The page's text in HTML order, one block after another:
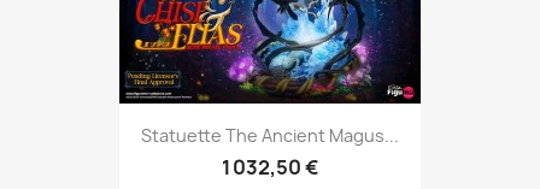
Statuette The Ancient Magus...
1 032,50 €